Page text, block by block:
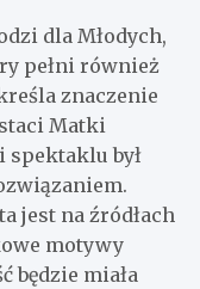
dla Młodych,
pełni również
znaczenie
Matki
był
jest na źródłach
motywy
będzie miała